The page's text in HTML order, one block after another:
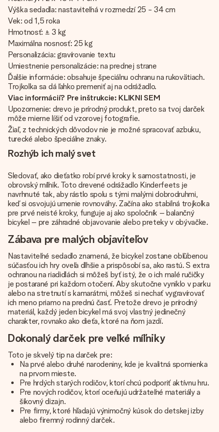
Výška sedadla: nastaviteľná v rozmedzí 25 - 34 cm
Vek: od 1,5 roka
Hmotnosť: ± 3 kg
Maximálna nosnosť: 25 kg
Personalizácia: gravírovanie textu
Umiestnenie personalizácie: na prednej strane
Ďalšie informácie: obsahuje špeciálnu ochranu na rukovätiach.
Trojkolka sa dá ľahko premeniť aj na odrážadlo.
Viac informácií? Pre inštrukcie: KLIKNI SEM
Upozornenie: drevo je prírodný produkt, preto sa tvoj darček
môže mierne líšiť od vzorovej fotografie.
Žiaľ, z technických dôvodov nie je možné spracovať azbuku,
turecké alebo špeciálne znaky.
Rozhýb ich malý svet
Sledovať, ako dieťatko robí prvé kroky k samostatnosti, je
obrovský míľnik. Toto drevené odrážadlo Kinderfeets je
navrhnuté tak, aby rástlo spolu s tými malými dobrodruhmi,
keď si osvojujú umenie rovnováhy. Začína ako stabilná trojkolka
pre prvé neisté kroky, funguje aj ako spoločník – balančný
bicykel – pre záhradné objavovanie alebo preteky v obývačke.
Zábava pre malých objaviteľov
Nastaviteľné sedadlo znamená, že bicykel zostane obľúbenou
súčasťou ich hry oveľa dlhšie a prispôsobí sa, ako rastú. S extra
ochranou na riadidlách si môžeš byť istý, že o ich malé ručičky
je postarané pri každom otočení. Aby skutočne vyniklo v parku
alebo na stretnutí s kamarátmi, môžeš si nechať vygravírovať
ich meno priamo na prednú časť. Pretože drevo je prírodný
materiál, každý jeden bicykel má svoj vlastný jedinečný
charakter, rovnako ako dieťa, ktoré na ňom jazdí.
Dokonalý darček pre veľké míľniky
Toto je skvelý tip na darček pre:
Na prvé alebo druhé narodeniny, kde je kvalitná spomienka
na prvom mieste.
Pre hrdých starých rodičov, ktorí chcú podporiť aktívnu hru.
Pre nových rodičov, ktorí oceňujú udržateľné materiály a
šikovný dizajn.
Pre firmy, ktoré hľadajú výnimočný kúsok do detskej izby
alebo firemný rodinný darček.